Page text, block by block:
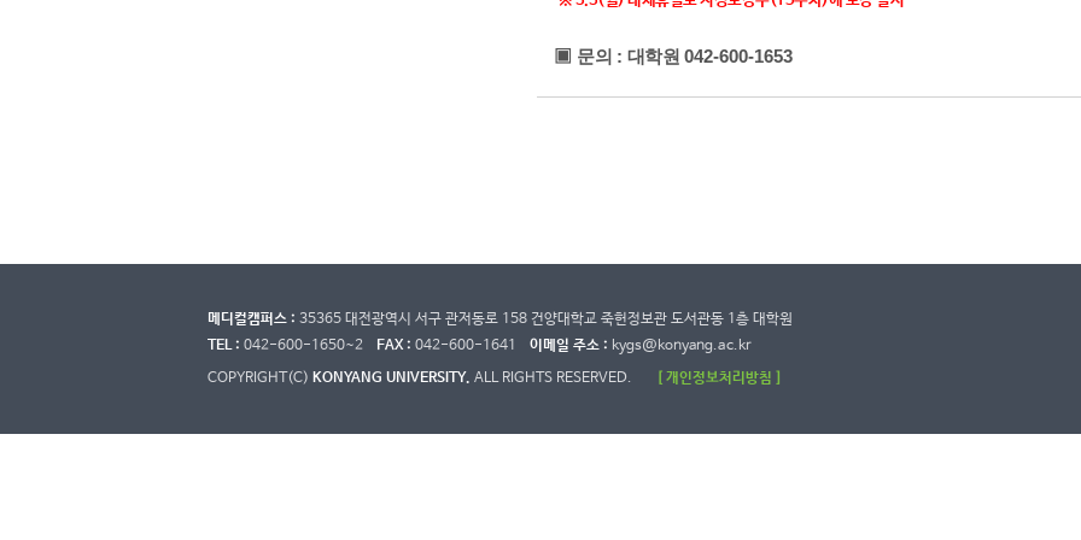
▣ 문의 : 대학원 042-600-1653
메디컬캠퍼스 : 35365 대전광역시 서구 관저동로 158 건양대학교 죽헌정보관 도서관동 1층 대학원
TEL : 042-600-1650~2 FAX : 042-600-1641 이메일 주소 : kygs@konyang.ac.kr
COPYRIGHT(C) KONYANG UNIVERSITY. ALL RIGHTS RESERVED. [ 개인정보처리방침 ]